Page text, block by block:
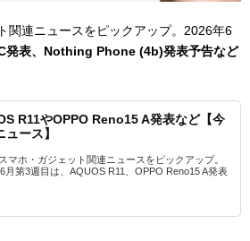
関連ニュースをピックアップ。2026年6
発表、Nothing Phone (4b)発表予告など
R11やOPPO Reno15 A発表など【今
ュース】
マホ・ガジェット関連ニュースをピックアップ。
月第3週目は、AQUOS R11、OPPO Reno15 A発表